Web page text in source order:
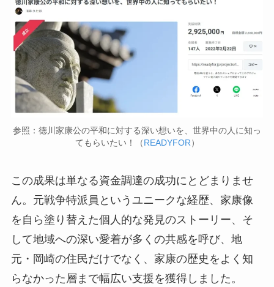
参照：徳川家康公の平和に対する深い想いを、世界中の人に知っ
てもらいたい！（READYFOR）
この成果は単なる資金調達の成功にとどまりませ
ん。元戦争特派員というユニークな経歴、家康像
を自ら塗り替えた個人的な発見のストーリー、そ
して地域への深い愛着が多くの共感を呼び、地
元・岡崎の住民だけでなく、家康の歴史をよく知
らなかった層まで幅広い支援を獲得しました。